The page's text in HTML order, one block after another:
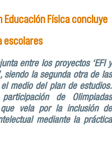
Educación Física concluye
escolares
entre los proyectos ‘EFI y
siendo la segunda otra de las
medio del plan de estudios.
de Olimpiadas
que vela por la inclusión de
mediante la práctica